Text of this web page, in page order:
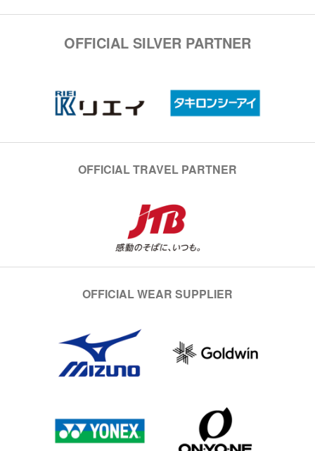
OFFICIAL SILVER PARTNER
OFFICIAL TRAVEL PARTNER
OFFICIAL WEAR SUPPLIER